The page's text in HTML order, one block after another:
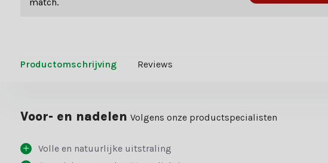
match.
Productomschrijving Reviews
Voor- en nadelen Volgens onze productspecialisten
Volle en natuurlijke uitstraling